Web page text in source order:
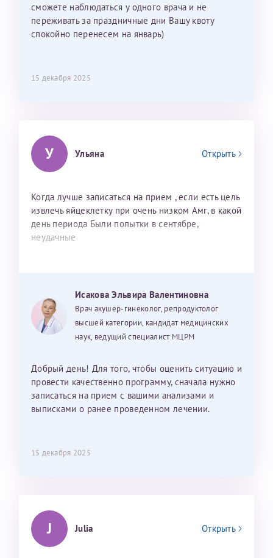
сможете наблюдаться у одного врача и не
переживать за праздничные дни Вашу квоту
спокойно перенесем на январь)
15 декабря 2025
У Ульяна Открыть
Когда лучше записаться на прием , если есть цель
извлечь яйцеклетку при очень низком Амг, в какой
день периода Были попытки в сентябре,
неудачные
Исакова Эльвира Валентиновна
Врач акушер-гинеколог, репродуктолог
высшей категории, кандидат медицинских
наук, ведущий специалист МЦРМ
Добрый день! Для того, чтобы оценить ситуацию и
провести качественно программу, сначала нужно
записаться на прием с вашими анализами и
выписками о ранее проведенном лечении.
15 декабря 2025
J Julia Открыть